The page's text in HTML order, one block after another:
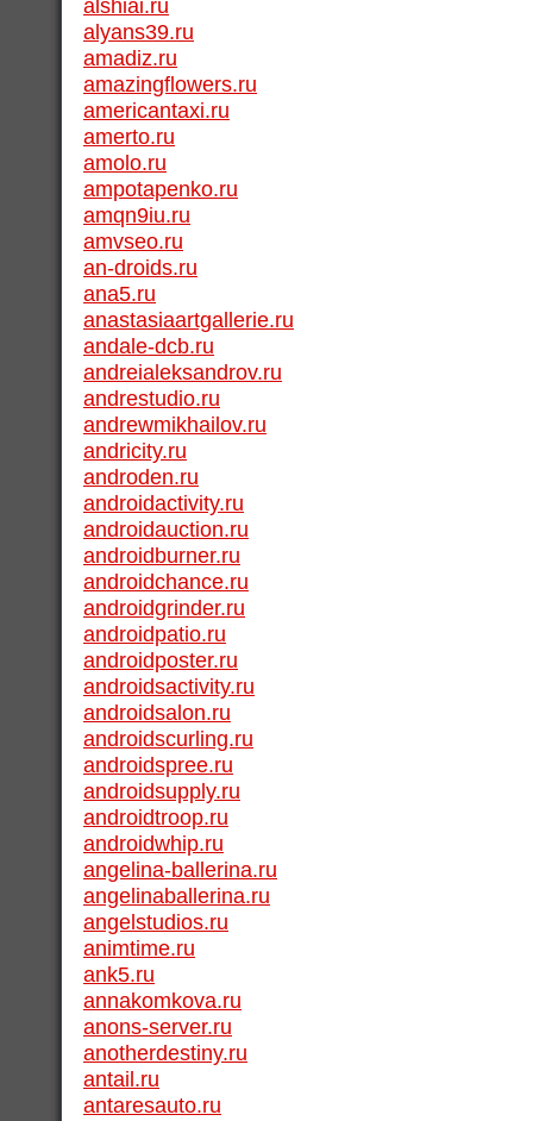
alshiai.ru
alyans39.ru
amadiz.ru
amazingflowers.ru
americantaxi.ru
amerto.ru
amolo.ru
ampotapenko.ru
amqn9iu.ru
amvseo.ru
an-droids.ru
ana5.ru
anastasiaartgallerie.ru
andale-dcb.ru
andreialeksandrov.ru
andrestudio.ru
andrewmikhailov.ru
andricity.ru
androden.ru
androidactivity.ru
androidauction.ru
androidburner.ru
androidchance.ru
androidgrinder.ru
androidpatio.ru
androidposter.ru
androidsactivity.ru
androidsalon.ru
androidscurling.ru
androidspree.ru
androidsupply.ru
androidtroop.ru
androidwhip.ru
angelina-ballerina.ru
angelinaballerina.ru
angelstudios.ru
animtime.ru
ank5.ru
annakomkova.ru
anons-server.ru
anotherdestiny.ru
antail.ru
antaresauto.ru